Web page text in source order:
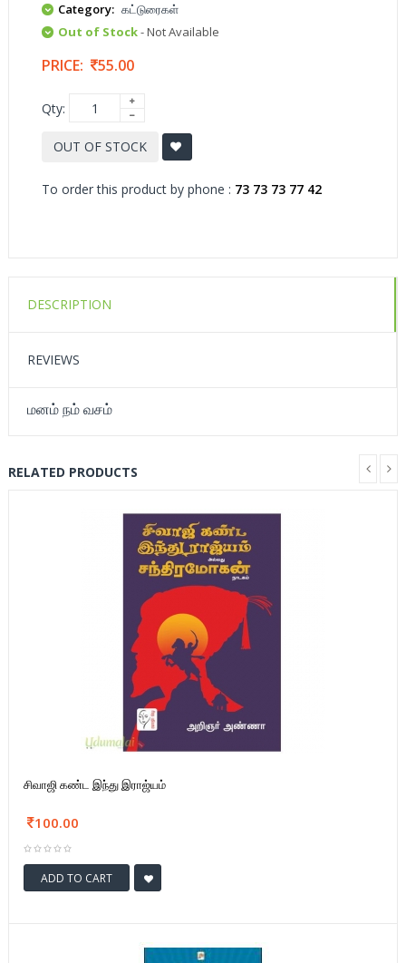
Category: கட்டுரைகள்
Out of Stock- Not Available
PRICE: 55.00
Qty:
OUT OF STOCK
To order this product by phone : 73 73 73 77 42
DESCRIPTION
REVIEWS
மனம் நம் வசம்
RELATED PRODUCTS
சிவாஜி கண்ட இந்து இராஜ்யம்
100.00
ADD TO CART